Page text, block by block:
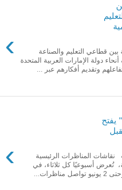
›
قطاعي التعليم والصناعة
دولة الإمارات العربية المتحدة
وتقديم أفكارهم عبر ...
يفتح
›
المناظرات الرئيسية
تُعرض أسبوعيًا كل ثلاثاء، في